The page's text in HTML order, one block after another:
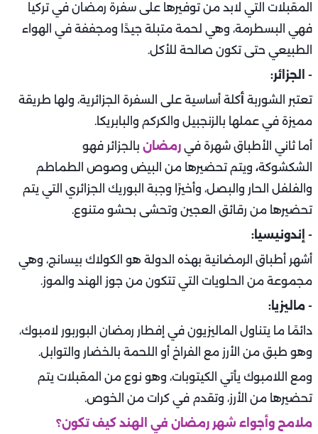
المقبلات التي لابد من توفيرها على سفرة رمضان في تركيا
فهي البسطرمة، وهي لحمة متبلة جيدًا ومجففة في الهواء
الطبيعي حتى تكون صالحة للأكل.
- الجزائر:
تعتبر الشوربة أكلة أساسية على السفرة الجزائرية، ولها طريقة
مميزة في عملها بالزنجبيل والكركم والبابريكا.
أما ثاني الأطباق شهرة في رمضان بالجزائر فهو
الشكشوكة، ويتم تحضيرها من البيض وصوص الطماطم
والفلفل الحار والبصل، وأخيرًا وجبة البوريك الجزائري التي يتم
تحضيرها من رقائق العجين وتحشى بحشو متنوع.
- إندونيسيا:
أشهر أطباق الرمضانية بهذه الدولة هو الكولاك بيسانج، وهي
مجموعة من الحلويات التي تتكون من جوز الهند والموز.
- ماليزيا:
دائمًا ما يتناول الماليزيون في إفطار رمضان البوربور لامبوك،
وهو طبق من الأرز مع الفراخ أو اللحمة بالخضار والتوابل.
ومع اللامبوك يأتي الكيتوبات، وهو نوع من المقبلات يتم
تحضيرها من الأرز، وتقدم في كرات من الخوص.
ملامح وأجواء شهر رمضان في الهند كيف تكون؟